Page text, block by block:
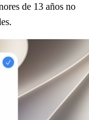
de 13 años no